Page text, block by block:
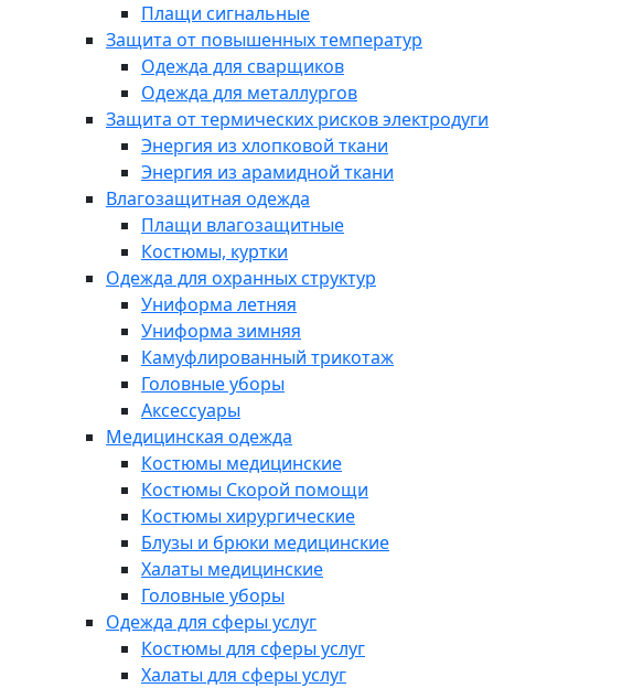
Плащи сигнальные
Защита от повышенных температур
Одежда для сварщиков
Одежда для металлургов
Защита от термических рисков электродуги
Энергия из хлопковой ткани
Энергия из арамидной ткани
Влагозащитная одежда
Плащи влагозащитные
Костюмы, куртки
Одежда для охранных структур
Униформа летняя
Униформа зимняя
Камуфлированный трикотаж
Головные уборы
Аксессуары
Медицинская одежда
Костюмы медицинские
Костюмы Скорой помощи
Костюмы хирургические
Блузы и брюки медицинские
Халаты медицинские
Головные уборы
Одежда для сферы услуг
Костюмы для сферы услуг
Халаты для сферы услуг